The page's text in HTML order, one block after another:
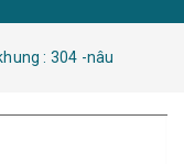
: 304 -nâu